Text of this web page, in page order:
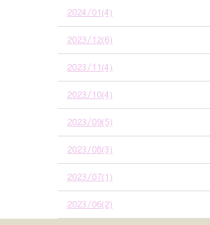
2024/01(4)
2023/12(6)
2023/11(4)
2023/10(4)
2023/09(5)
2023/08(3)
2023/07(1)
2023/06(2)